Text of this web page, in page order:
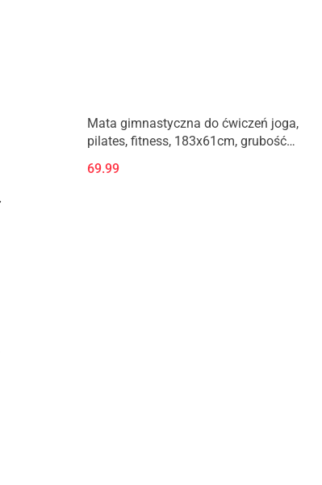
Mata gimnastyczna do ćwiczeń joga,
pilates, fitness, 183x61cm, grubość
ACTIVE
69.99